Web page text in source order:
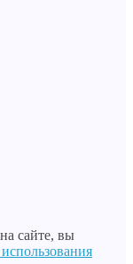
сайте, вы